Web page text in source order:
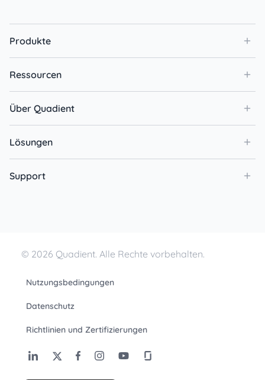
Produkte
Ressourcen
Über Quadient
Lösungen
Support
© 2026 Quadient. Alle Rechte vorbehalten.
Nutzungsbedingungen
Datenschutz
Richtlinien und Zertifizierungen